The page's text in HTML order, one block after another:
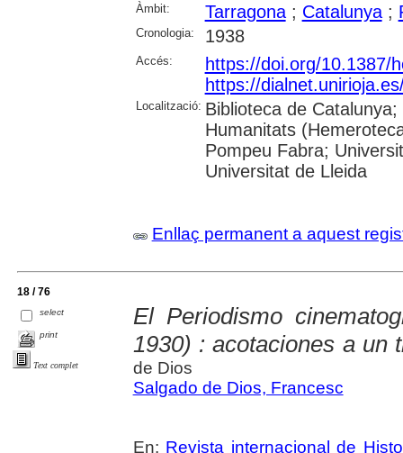
Àmbit: Tarragona; Catalunya;
Cronologia: 1938
Accés:
https://doi.org/10.1387/
https://
Localització: Biblioteca de
Humanitats
Pompeu Fabra;
Universitat de Lleida
Enllaç permanent a aquest
18 / 76
select
print
Text complet
El Periodismo
1930) : acotaciones a un
de Dios
Salgado de Dios, Francesc
En: Revista internacional de